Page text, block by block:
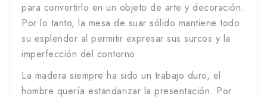
para convertirlo en un objeto de arte y decoración.
Por lo tanto, la mesa de suar sólido mantiene todo
su esplendor al permitir expresar sus surcos y la
imperfección del contorno.
La madera siempre ha sido un trabajo duro, el
hombre quería estandarizar la presentación. Por